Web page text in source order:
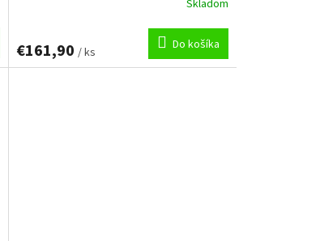
Skladom
€161,90 / ks Do košíka